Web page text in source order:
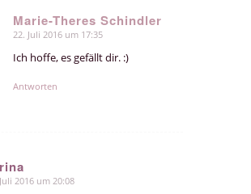
Marie-Theres Schindler
sagte:
22. Juli 2016 um 17:35
Ich hoffe, es gefällt dir. :)
Antworten
2016 um 20:08